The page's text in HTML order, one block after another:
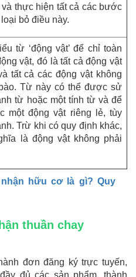
thực hiện tất cả các bước
bỏ điều này.
từ ‘động vật’ để chỉ toàn
vật, đó là tất cả động vật
tất cả các động vật không
Từ này có thể được sử
từ hoặc một tính từ và để
một động vật riêng lẻ, tùy
Trừ khi có quy định khác,
là động vật không phải
hữu cơ là gì? Quy
thuần chay
đơn đăng ký trực tuyến,